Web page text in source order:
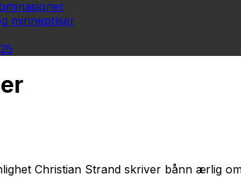
minnepriser
Christian Strand skriver bånn ærlig